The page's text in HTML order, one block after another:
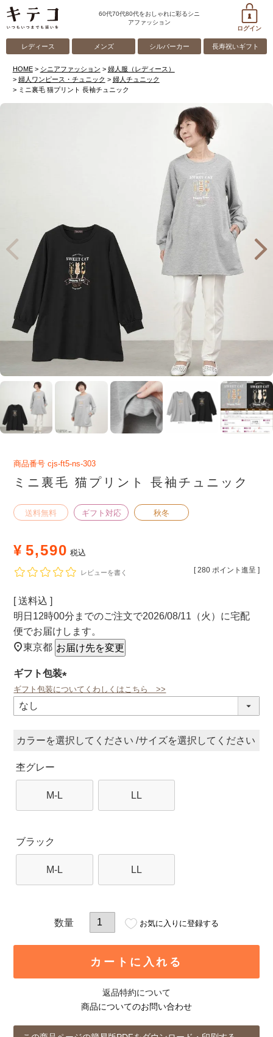
60代70代80代をおしゃれに彩るシニ
アファッション
ログイン
レディース メンズ シルバーカー 長寿祝いギフト
HOME シニアファッション
婦人服（レディース）
婦人ワンピース・チュニック
婦人チュニック
ミニ裏毛 猫プリント 長袖チュニック
商品番号 cjs-ft5-ns-303
ミニ裏毛 猫プリント 長袖チュニック
送料無料 ギフト対応 秋冬
¥ 5,590 税込
[ 280 ポイント進呈 ]
レビューを書く
送料込
明日 12時00分 までのご注文で2026/08/11（火） に宅配
便でお届けします。
東京都 お届け先を変更
ギフト包装
(必
ギフト包装についてくわしくはこちら >>
カラー サイズ
杢グレー
M-L LL
ブラック
M-L LL
お気に入りに登録する
カートに入れる
返品特約について
商品についてのお問い合わせ